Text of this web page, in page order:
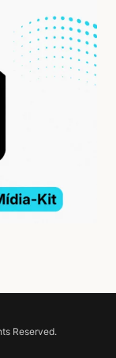
Reserved.